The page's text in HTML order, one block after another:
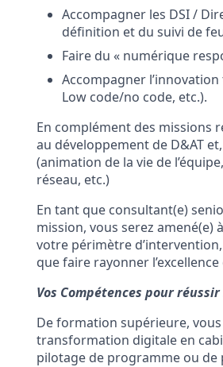
Accompagner les DSI /
définition et du suivi de
Faire du « numérique
Accompagner
Low code/no code, etc.).
En complément des missions
au développement de D&AT
(animation de la vie de
réseau, etc.)
En tant que consultant(e)
mission, vous serez
votre périmètre
que faire rayonner
Vos Compétences pour réussir
De formation supérieure,
transformation digitale en
pilotage de programme ou